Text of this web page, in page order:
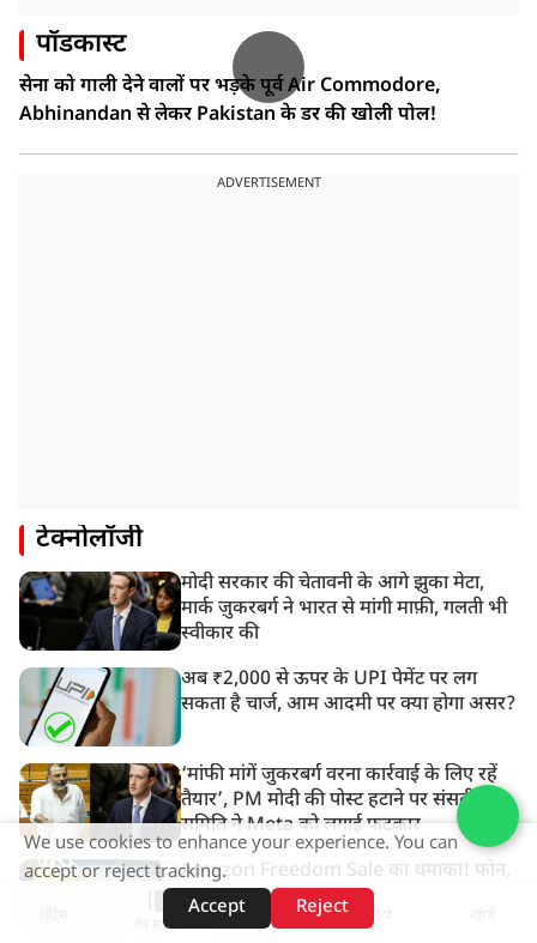
पॉडकास्ट
सेना को गाली देने वालों पर भड़के पूर्व Air Commodore,
Abhinandan से लेकर Pakistan के डर की खोली पोल!
ADVERTISEMENT
टेक्नोलॉजी
मोदी सरकार की चेतावनी के आगे झुका मेटा,
मार्क ज़ुकरबर्ग ने भारत से मांगी माफ़ी, गलती भी
स्वीकार की
अब ₹2,000 से ऊपर के UPI पेमेंट पर लग
सकता है चार्ज, आम आदमी पर क्या होगा असर?
‘मांफी मांगें जुकरबर्ग वरना कार्रवाई के लिए रहें
तैयार’, PM मोदी की पोस्ट हटाने पर संसदीय
समिति ने Meta को लगाई फटकार
Amazon Freedom Sale का धमाका! फोन,
TV और AC पर 80% तक की छूट
वेब स्टोरीज़
We use cookies to enhance your experience. You can
accept or reject tracking.
Accept
Reject